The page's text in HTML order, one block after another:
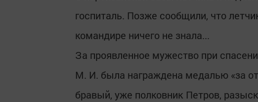
госпиталь. Позже сообщили, что
командире ничего не знала...
За проявленное мужество при
М. И. была награждена медалью «за
бравый, уже полковник Петров,